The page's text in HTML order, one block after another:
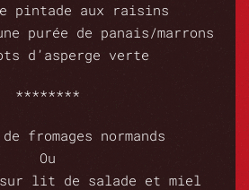
pintade aux raisins
purée de panais/marrons
d’asperge verte
********
fromages normands
Ou
sur lit de salade et miel